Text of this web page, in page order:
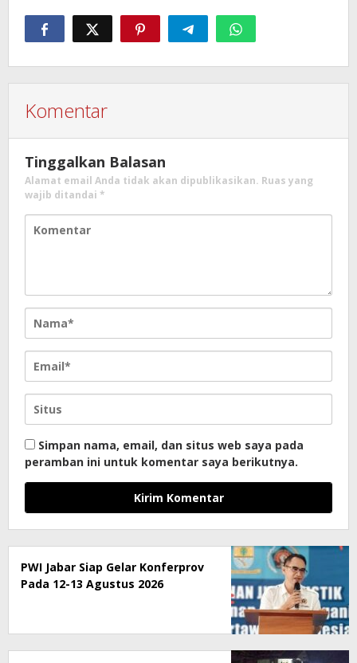
Komentar
Tinggalkan Balasan
Alamat email Anda tidak akan dipublikasikan. Ruas yang
wajib ditandai *
Simpan nama, email, dan situs web saya pada
peramban ini untuk komentar saya berikutnya.
PWI Jabar Siap Gelar Konferprov
Pada 12-13 Agustus 2026